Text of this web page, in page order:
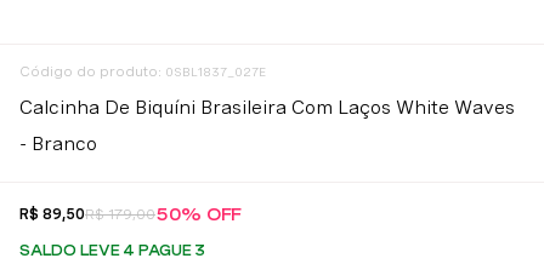
: 0SBL1837_027E
Calcinha De Biquíni Brasileira Com Laços White Waves
- Branco
R$ 89,50R$ 179,0050% OFF
SALDO LEVE 4 PAGUE 3